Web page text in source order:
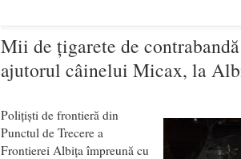
Mii de ţigarete de
ajutorul câinelui Micax, la
Poliţişti de frontieră din
Punctul de Trecere a
Frontierei Albiţa împreună cu